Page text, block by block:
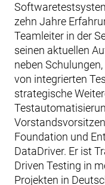
zehn Jahre
Teamleiter in der
seinen aktuellen
neben
von integrierten
strategische
Foundation und
DataDriver. Er ist
Driven Testing in
Projekten in